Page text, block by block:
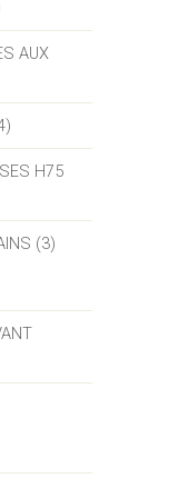
AUX
H75
(3)